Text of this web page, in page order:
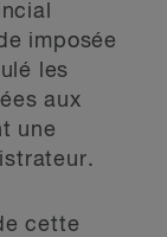
imposée
les
aux
une
cette